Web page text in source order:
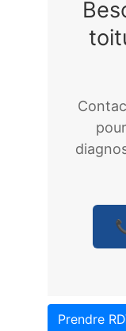
Prendre